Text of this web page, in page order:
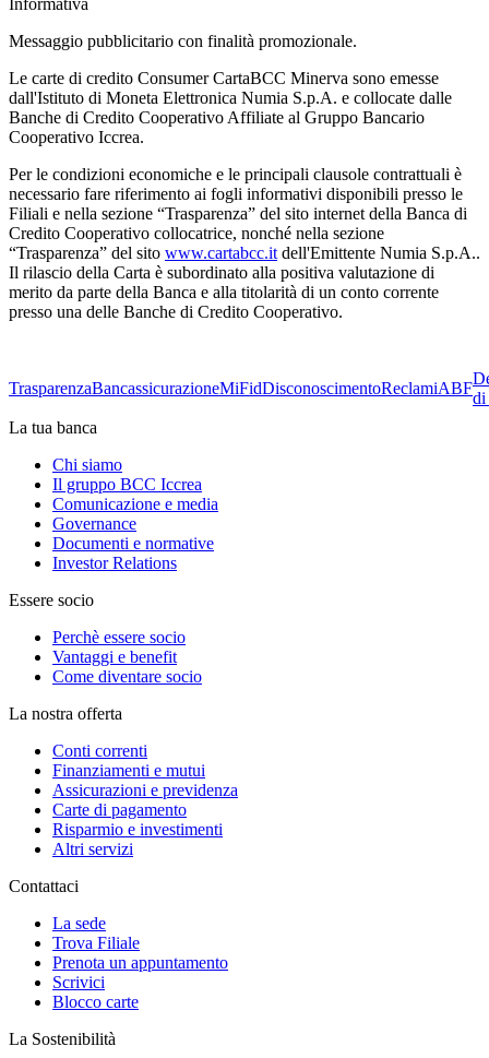
Messaggio pubblicitario con finalità promozionale.
Le carte di credito Consumer CartaBCC Minerva sono emesse
dall'Istituto di Moneta Elettronica Numia S.p.A. e collocate dalle
Banche di Credito Cooperativo Affiliate al Gruppo Bancario
Cooperativo Iccrea.
Per le condizioni economiche e le principali clausole contrattuali è
necessario fare riferimento ai fogli informativi disponibili presso le
Filiali e nella sezione “Trasparenza” del sito internet della Banca di
Credito Cooperativo collocatrice, nonché nella sezione
“Trasparenza” del sito www.cartabcc.it dell'Emittente Numia S.p.A..
Il rilascio della Carta è subordinato alla positiva valutazione di
merito da parte della Banca e alla titolarità di un conto corrente
presso una delle Banche di Credito Cooperativo.
TrasparenzaBancassicurazioneMiFidDisconoscimentoReclamiABF
di
La tua banca
Chi siamo
Il gruppo BCC Iccrea
Comunicazione e media
Governance
Documenti e normative
Investor Relations
Essere socio
Perchè essere socio
Vantaggi e benefit
Come diventare socio
La nostra offerta
Conti correnti
Finanziamenti e mutui
Assicurazioni e previdenza
Carte di pagamento
Risparmio e investimenti
Altri servizi
Contattaci
La sede
Trova Filiale
Prenota un appuntamento
Scrivici
Blocco carte
La Sostenibilità